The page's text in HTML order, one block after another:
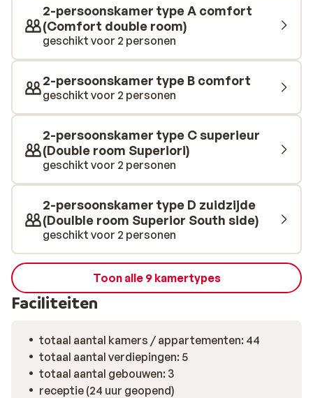
heb je een mooi uitzicht over de omgeving, kun je
opwarmen in de zon en alvast beginnen aan de après-
ski. De sfeervolle kamers hebben de perfecte mix
tussen traditioneel en modern. Het traditionele aspect
zie je terug door het vele gebruik van hout en de houten
balken. De meubels zijn modern en comfortabel. Geniet
van de kleine extra's zoals zachte badjassen en
en de zon achter de bergen zien zakken. Dineren doe je
in het restaurant dat gerunt wordt door Chef Thibault
Schach. Hij verwelkomt je in het restaurant voor een
royaal ontbijt en 's avonds voor een unieke culinaire
ervaring. De gerechten zijn werkelijk een plaatje voor
het oog en laten daarnaast ook je smaakpapillen
exploderen. Na alle inspanning van de dag kan daarna
het ontspannen beginnen en kun je alle stress van je
laten afglijden in de sauna, jacuzzi of stoombad.
Wanneer je toe bent aan nog meer ontspanning boek je
een doeltreffende beautybehandeling uit de eindeloze
masseren door professionele masseurs.
2-persoonskamer type A comfort
(Comfort double room)
geschikt voor 2 personen
2-persoonskamer type B comfort
geschikt voor 2 personen
2-persoonskamer type C superieur
(Double room Superiori)
geschikt voor 2 personen
2-persoonskamer type D zuidzijde
(Doulble room Superior South side)
geschikt voor 2 personen
Toon alle 9 kamertypes
Faciliteiten
totaal aantal kamers / appartementen: 44
totaal aantal verdiepingen: 5
totaal aantal gebouwen: 3
receptie (24 uur geopend)